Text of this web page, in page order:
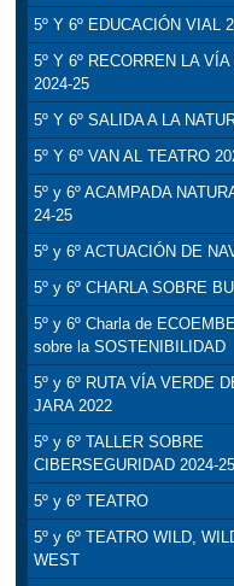
5º Y 6º EDUCACIÓN VIAL
5º Y 6º RECORREN LA
2024-25
5º Y 6º SALIDA A LA
5º Y 6º VAN AL TEATRO
5º y 6º ACAMPADA
24-25
5º y 6º ACTUACIÓN DE
5º y 6º CHARLA SOBRE
5º y 6º Charla de
sobre la SOSTENIBILIDAD
5º y 6º RUTA VÍA VERDE
JARA 2022
5º y 6º TALLER SOBRE
CIBERSEGURIDAD 2024-25
5º y 6º TEATRO
5º y 6º TEATRO WILD,
WEST